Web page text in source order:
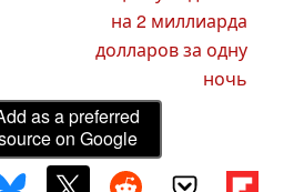
на 2 миллиарда
долларов за одну
ночь
as a preferred
on Google